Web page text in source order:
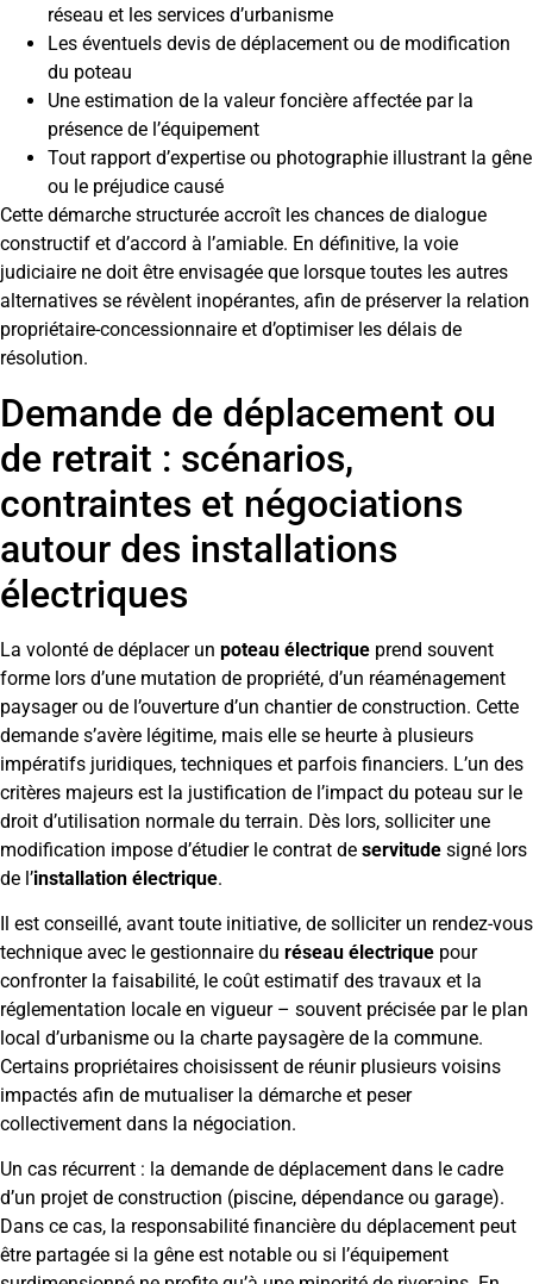
réseau et les services d’urbanisme
Les éventuels devis de déplacement ou de modification
du poteau
Une estimation de la valeur foncière affectée par la
présence de l’équipement
Tout rapport d’expertise ou photographie illustrant la gêne
ou le préjudice causé
Cette démarche structurée accroît les chances de dialogue
constructif et d’accord à l’amiable. En définitive, la voie
judiciaire ne doit être envisagée que lorsque toutes les autres
alternatives se révèlent inopérantes, afin de préserver la relation
propriétaire-concessionnaire et d’optimiser les délais de
résolution.
Demande de déplacement ou
de retrait : scénarios,
contraintes et négociations
autour des installations
électriques
La volonté de déplacer un poteau électrique prend souvent
forme lors d’une mutation de propriété, d’un réaménagement
paysager ou de l’ouverture d’un chantier de construction. Cette
demande s’avère légitime, mais elle se heurte à plusieurs
impératifs juridiques, techniques et parfois financiers. L’un des
critères majeurs est la justification de l’impact du poteau sur le
droit d’utilisation normale du terrain. Dès lors, solliciter une
modification impose d’étudier le contrat de servitude signé lors
de l’installation électrique.
Il est conseillé, avant toute initiative, de solliciter un rendez-vous
technique avec le gestionnaire du réseau électrique pour
confronter la faisabilité, le coût estimatif des travaux et la
réglementation locale en vigueur – souvent précisée par le plan
local d’urbanisme ou la charte paysagère de la commune.
Certains propriétaires choisissent de réunir plusieurs voisins
impactés afin de mutualiser la démarche et peser
collectivement dans la négociation.
Un cas récurrent : la demande de déplacement dans le cadre
d’un projet de construction (piscine, dépendance ou garage).
Dans ce cas, la responsabilité financière du déplacement peut
être partagée si la gêne est notable ou si l’équipement